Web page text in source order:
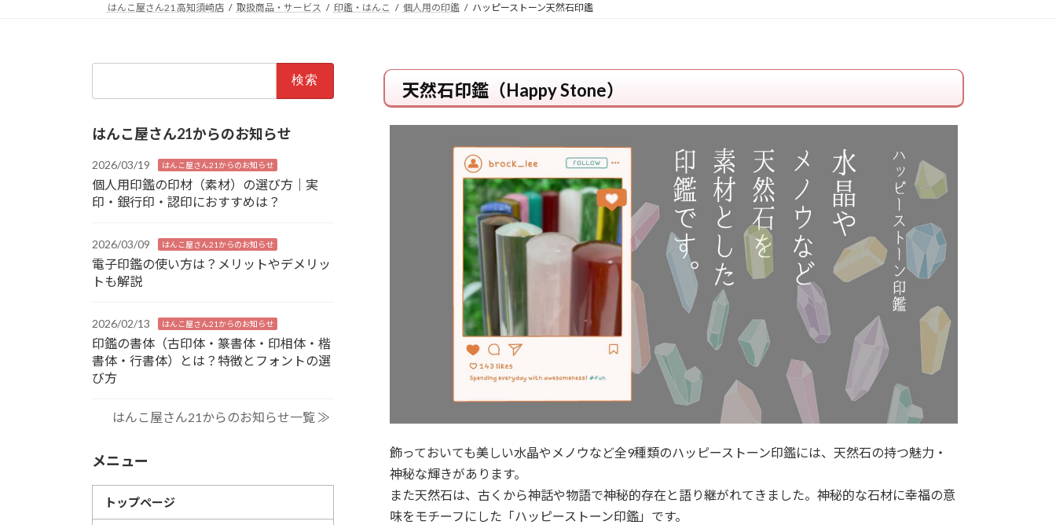
はんこ屋さん21 高知須崎店 取扱商品・サービス 印鑑・はんこ 個人用の印鑑 ハッピーストーン天然石印鑑
天然石印鑑（Happy Stone）
飾っておいても美しい水晶やメノウなど全9種類のハッピーストーン印鑑には、天然石の持つ魅力・
神秘な輝きがあります。
また天然石は、古くから神話や物語で神秘的存在と語り継がれてきました。神秘的な石材に幸福の意
味をモチーフにした「ハッピーストーン印鑑」です。
はんこ屋さん21からのお知らせ
2026/03/19 はんこ屋さん21からのお知らせ
個人用印鑑の印材（素材）の選び方｜実
印・銀行印・認印におすすめは？
2026/03/09 はんこ屋さん21からのお知らせ
電子印鑑の使い方は？メリットやデメリッ
トも解説
2026/02/13 はんこ屋さん21からのお知らせ
印鑑の書体（古印体・篆書体・印相体・楷
書体・行書体）とは？特徴とフォントの選
び方
はんこ屋さん21からのお知らせ一覧 ≫
メニュー
トップページ